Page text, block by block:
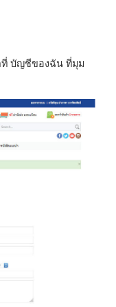
ที่ บัญชีของฉัน ที่มุม